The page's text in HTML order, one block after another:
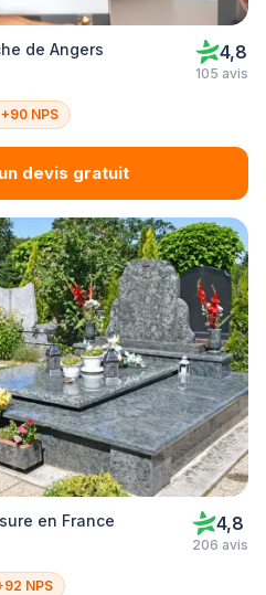
de Angers 4,8
105 avis
+90 NPS
devis gratuit
en France 4,8
206 avis
NPS